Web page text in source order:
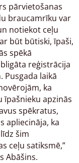
pārvietošanas
braucamrīku var
notiekot ceļu
būt būtiski, īpaši,
spēkā
reģistrācija
laikā
ka
īpašnieku apzinās
spēkratus,
apliecināja, ka
šim
ceļu satiksmē,”
Abāšins.